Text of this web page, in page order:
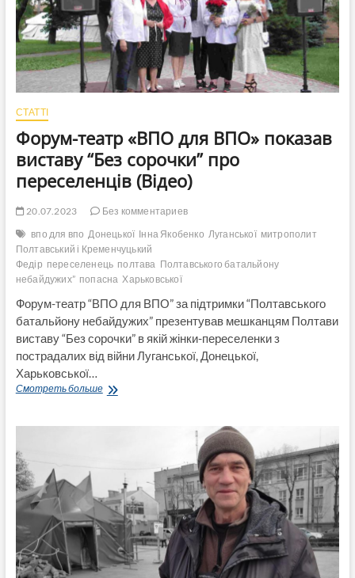
Устенко
(Відео)
СТАТТІ
Форум-театр «ВПО для ВПО» показав
виставу “Без сорочки” про
переселенців (Відео)
20.07.2023
Без комментариев
впо для впо Донецької Інна Якобенко Луганської митрополит
Полтавський і Кременчуцький
Федір переселенець полтава Полтавського батальйону
небайдужих” попасна Харьковської
Форум-театр “ВПО для ВПО” за підтримки “Полтавського
батальйону небайдужих” презентував мешканцям Полтави
виставу “Без сорочки” в якій жінки-переселенки з
пострадалих від війни Луганської, Донецької,
Харьковської…
Смотреть большеФорум-
для
“Без
сорочки”
про
переселенців
(Відео)